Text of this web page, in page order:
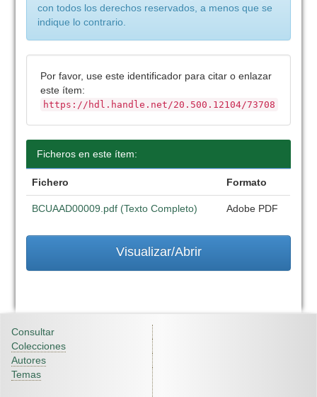
con todos los derechos reservados, a menos que se
indique lo contrario.
Por favor, use este identificador para citar o enlazar
este ítem:
https://hdl.handle.net/20.500.12104/73708
Ficheros en este ítem:
Fichero Formato
BCUAAD00009.pdf (Texto Completo) Adobe PDF
Visualizar/Abrir
Consultar
Colecciones
Autores
Temas